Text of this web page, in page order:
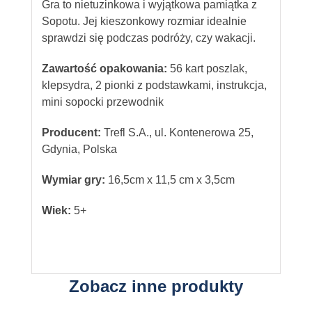
Gra to nietuzinkowa i wyjątkowa pamiątka z
Sopotu. Jej kieszonkowy rozmiar idealnie
sprawdzi się podczas podróży, czy wakacji.
Zawartość opakowania: 56 kart poszlak,
klepsydra, 2 pionki z podstawkami, instrukcja,
mini sopocki przewodnik
Producent: Trefl S.A., ul. Kontenerowa 25,
Gdynia, Polska
Wymiar gry: 16,5cm x 11,5 cm x 3,5cm
Wiek: 5+
Zobacz inne produkty